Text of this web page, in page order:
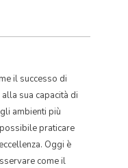
il successo di
sua capacità di
ambienti più
praticare
Oggi è
come il